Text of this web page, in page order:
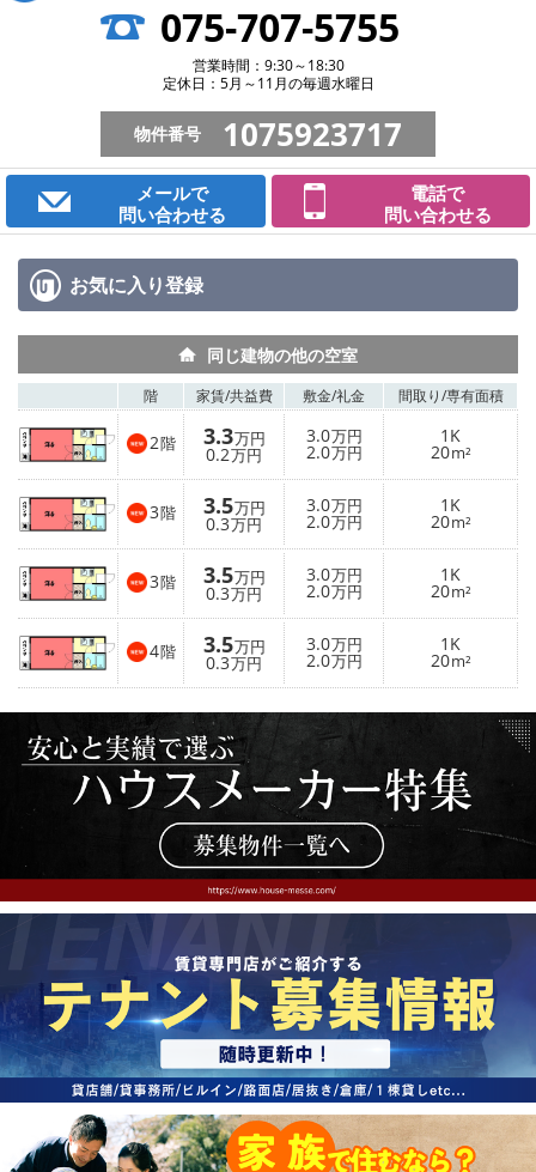
075-707-5755
営業時間：9:30～18:30
定休日：5月～11月の毎週水曜日
物件番号 1075923717
メールで
問い合わせる
電話で
問い合わせる
お気に入り登録
同じ建物の他の空室
階 家賃/共益費 敷金/礼金 間取り/専有面積
2階 3.3万円
0.2万円
3.0万円
2.0万円
1K
20m²
3階 3.5万円
0.3万円
3.0万円
2.0万円
1K
20m²
3階 3.5万円
0.3万円
3.0万円
2.0万円
1K
20m²
4階 3.5万円
0.3万円
3.0万円
2.0万円
1K
20m²